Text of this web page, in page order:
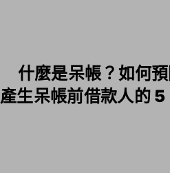
什麼是呆帳？如何
產生呆帳前借款人的